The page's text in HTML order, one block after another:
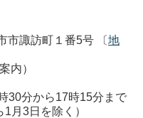
市諏訪町１番5号 〔地
内）
30分から17時15分まで
月3日を除く）